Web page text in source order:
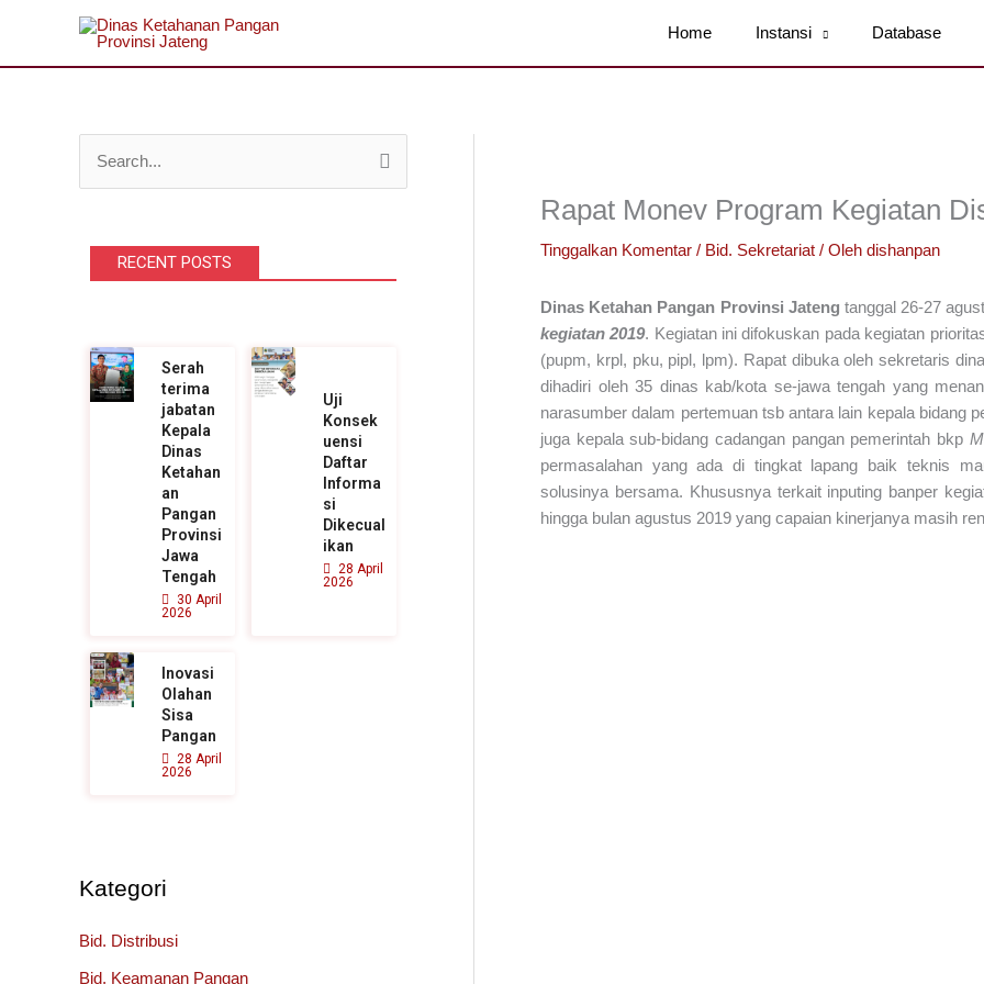
konten
Home Instansi Database
RECENT POSTS
Serah
terima
jabatan
Kepala
Dinas
Ketahan
an
Pangan
Provinsi
Jawa
Tengah
30 April
2026
Uji
Konsek
uensi
Daftar
Informa
si
Dikecual
ikan
28 April
2026
Inovasi
Olahan
Sisa
Pangan
28 April
2026
Kategori
Bid. Distribusi
Bid. Keamanan Pangan
Rapat Monev Program Kegiatan
Tinggalkan Komentar / Bid. Sekretariat / Oleh dishanpan
Dinas Ketahan Pangan Provinsi Jateng tanggal 26-27
kegiatan 2019. Kegiatan ini difokuskan pada kegiatan
(pupm, krpl, pku, pipl, lpm). Rapat dibuka oleh sekretaris
dihadiri oleh 35 dinas kab/kota se-jawa tengah yang
narasumber dalam pertemuan tsb antara lain kepala bidang
juga kepala sub-bidang cadangan pangan pemerintah bkp
permasalahan yang ada di tingkat lapang baik teknis
solusinya bersama. Khususnya terkait inputing banper
hingga bulan agustus 2019 yang capaian kinerjanya masih